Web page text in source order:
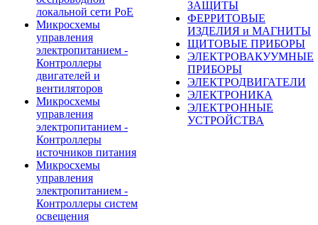
локальной сети PoE
Микросхемы
управления
электропитанием -
Контроллеры
двигателей и
вентиляторов
Микросхемы
управления
электропитанием -
Контроллеры
источников питания
Микросхемы
управления
электропитанием -
Контроллеры систем
освещения
ЗАЩИТЫ
ФЕРРИТОВЫЕ
ИЗДЕЛИЯ и МАГНИТЫ
ЩИТОВЫЕ ПРИБОРЫ
ЭЛЕКТРОВАКУУМНЫЕ
ПРИБОРЫ
ЭЛЕКТРОДВИГАТЕЛИ
ЭЛЕКТРОНИКА
ЭЛЕКТРОННЫЕ
УСТРОЙСТВА